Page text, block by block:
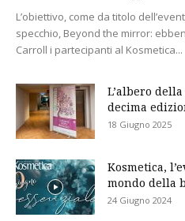
L’obiettivo, come da titolo
specchio, Beyond the mirror:
Carroll i partecipanti al Kosmetica...
L’albero
decima
18 Giugno 2025
Kosmetica,
mondo della
24 Giugno 2024